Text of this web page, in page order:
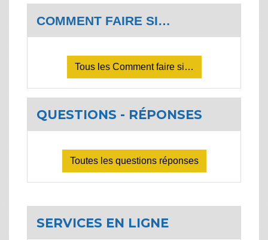
COMMENT FAIRE SI…
Tous les Comment faire si…
QUESTIONS - RÉPONSES
Toutes les questions réponses
SERVICES EN LIGNE